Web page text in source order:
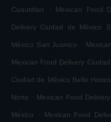
Cuautitlan . Mexican Food
Delivery Ciudad de México
México San Juanico .
Mexican Food Delivery
Ciudad de México Bello
Norte . Mexican Food
México . Mexican Food